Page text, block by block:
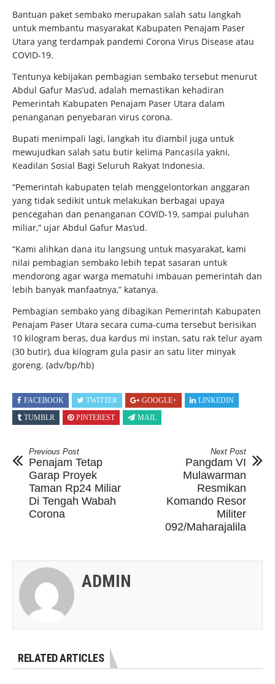
Bantuan paket sembako merupakan salah satu langkah
untuk membantu masyarakat Kabupaten Penajam Paser
Utara yang terdampak pandemi Corona Virus Disease atau
COVID-19.
Tentunya kebijakan pembagian sembako tersebut menurut
Abdul Gafur Mas’ud, adalah memastikan kehadiran
Pemerintah Kabupaten Penajam Paser Utara dalam
penanganan penyebaran virus corona.
Bupati menimpali lagi, langkah itu diambil juga untuk
mewujudkan salah satu butir kelima Pancasila yakni,
Keadilan Sosial Bagi Seluruh Rakyat Indonesia.
“Pemerintah kabupaten telah menggelontorkan anggaran
yang tidak sedikit untuk melakukan berbagai upaya
pencegahan dan penanganan COVID-19, sampai puluhan
miliar,” ujar Abdul Gafur Mas’ud.
“Kami alihkan dana itu langsung untuk masyarakat, kami
nilai pembagian sembako lebih tepat sasaran untuk
mendorong agar warga mematuhi imbauan pemerintah dan
lebih banyak manfaatnya,” katanya.
Pembagian sembako yang dibagikan Pemerintah Kabupaten
Penajam Paser Utara secara cuma-cuma tersebut berisikan
10 kilogram beras, dua kardus mi instan, satu rak telur ayam
(30 butir), dua kilogram gula pasir an satu liter minyak
goreng. (adv/bp/hb)
FACEBOOK TWITTER GOOGLE+
LINKEDIN
TUMBLR
PINTEREST MAIL
Previous Post
Penajam Tetap
Garap Proyek
Taman Rp24 Miliar
Di Tengah Wabah
Corona
Next Post
Pangdam VI
Mulawarman
Resmikan
Komando Resor
Militer
092/Maharajalila
ADMIN
RELATED ARTICLES